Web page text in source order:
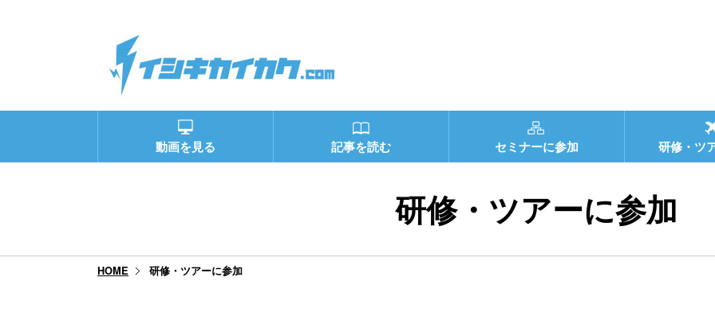
動画を見る 記事を読む セミナーに参加 研修・ツ
研修・ツアーに参加
HOME 研修・ツアーに参加